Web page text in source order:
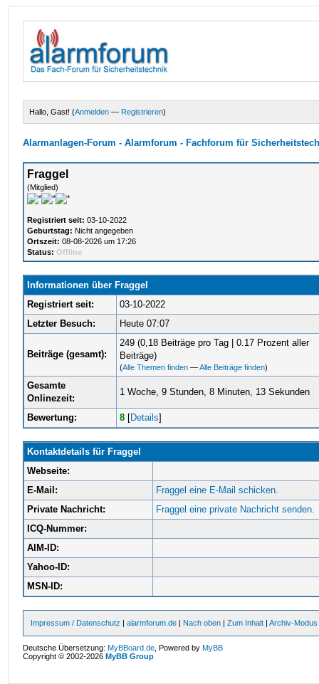
Hallo, Gast! (Anmelden — Registrieren)
Alarmanlagen-Forum - Alarmforum - Fachforum für
Fraggel
(Mitglied)
Registriert seit: 03-10-2022
Geburtstag: Nicht angegeben
Ortszeit: 08-08-2026 um 17:26
Status: Offline
Informationen über Fraggel
Registriert seit:
03-10-2022
Letzter Besuch:
Heute 07:07
Beiträge (gesamt):
249 (0,18 Beiträge pro Tag | 0.17 Prozent aller
Beiträge)
(Alle Themen finden —Alle Beiträge finden)
Gesamte
Onlinezeit:
1 Woche, 9 Stunden, 8 Minuten, 13 Sekunden
Bewertung: 8 [Details]
Kontaktdetails für Fraggel
Webseite:
E-Mail:
Fraggel eine E-Mail schicken.
Private Nachricht:
Fraggel eine private Nachricht senden.
ICQ-Nummer:
AIM-ID:
Yahoo-ID:
MSN-ID:
Impressum / Datenschutz |alarmforum.de | Nach oben |Zum Inhalt |Archiv-Modus
Deutsche Übersetzung:MyBBoard.de , Powered byMyBB
Copyright © 2002-2026MyBB Group